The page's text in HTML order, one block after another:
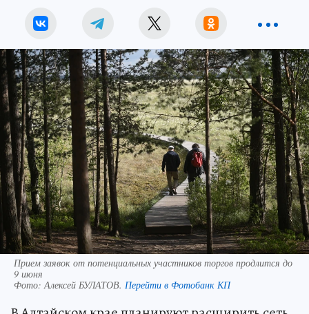
Прием заявок от потенциальных участников торгов продлится до
9 июня
Фото:Алексей БУЛАТОВ. Перейти в Фотобанк КП